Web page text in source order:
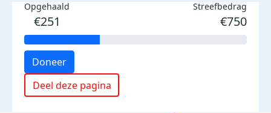
Opgehaald
€251
Streefbedrag
€750
Doneer
Deel deze pagina